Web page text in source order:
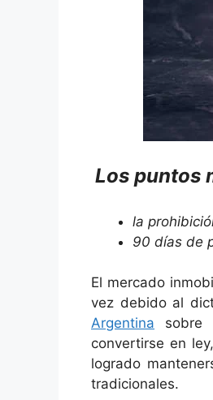
Los puntos
la
90 días de
El mercado
vez debido al
Argentina sobre
convertirse en
logrado
tradicionales.